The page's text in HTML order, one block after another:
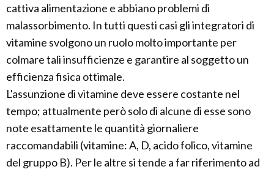
cattiva alimentazione e abbiano problemi di
malassorbimento. In tutti questi casi gli integratori di
vitamine svolgono un ruolo molto importante per
colmare tali insufficienze e garantire al soggetto un
efficienza fisica ottimale.
L'assunzione di vitamine deve essere costante nel
tempo; attualmente però solo di alcune di esse sono
note esattamente le quantità giornaliere
raccomandabili (vitamine: A, D, acido folico, vitamine
del gruppo B). Per le altre si tende a far riferimento ad